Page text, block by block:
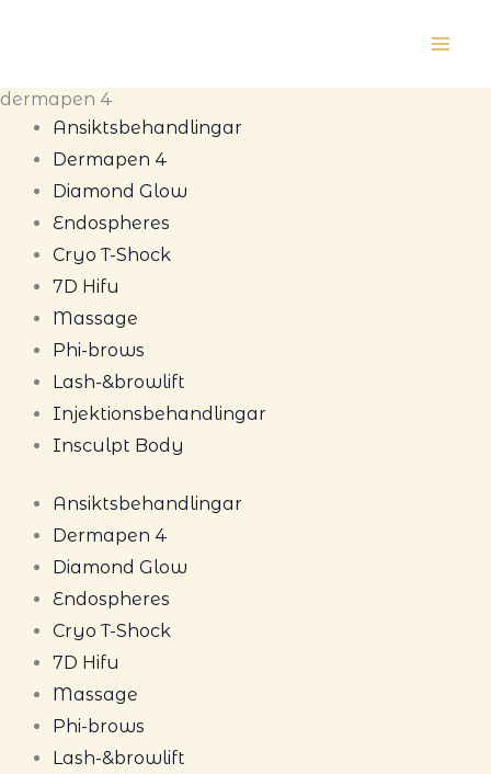
dermapen 4
Ansiktsbehandlingar
Dermapen 4
Diamond Glow
Endospheres
Cryo T-Shock
7D Hifu
Massage
Phi-brows
Lash-&browlift
Injektionsbehandlingar
Insculpt Body
Ansiktsbehandlingar
Dermapen 4
Diamond Glow
Endospheres
Cryo T-Shock
7D Hifu
Massage
Phi-brows
Lash-&browlift